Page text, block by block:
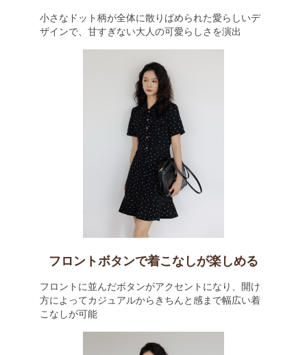
小さなドット柄が全体に散りばめられた愛らしいデ
ザインで、甘すぎない大人の可愛らしさを演出
フロントボタンで着こなしが楽しめる
フロントに並んだボタンがアクセントになり、開け
方によってカジュアルからきちんと感まで幅広い着
こなしが可能